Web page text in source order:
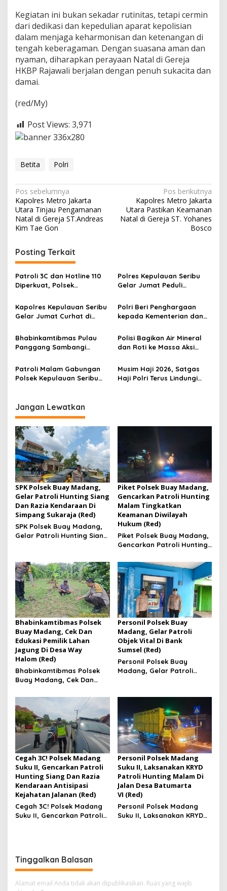
Kegiatan ini bukan sekadar rutinitas, tetapi cermin
dari dedikasi dan kepedulian aparat kepolisian
dalam menjaga keharmonisan dan ketenangan di
tengah keberagaman. Dengan suasana aman dan
nyaman, diharapkan perayaan Natal di Gereja
HKBP Rajawali berjalan dengan penuh sukacita dan
damai.
(red/My)
Post Views: 3,971
Betita Polri
N
a
v
i
g
a
s
i
p
o
s
Pos sebelumnya
Kapolres Metro Jakarta
Utara Tinjau Pengamanan
Natal di Gereja ST.Andreas
Kim Tae Gon
Pos berikutnya
Kapolres Metro Jakarta
Utara Pastikan Keamanan
Natal di Gereja ST. Yohanes
Bosco
Posting Terkait
Patroli 3C dan Hotline 110
Diperkuat, Polsek
Hadir Jaga Keamanan
Warga di Pulau Tidung
Polres Kepulauan Seribu
Gelar Jumat Peduli
Kamtibmas, Perkuat Sinergi
dengan Komunitas Ojol
Kapolres Kepulauan Seribu
Gelar Jumat Curhat di
Warga Jaga Kamtibmas
dan Waspada Cuaca Buruk
Polri Beri Penghargaan
kepada Kementerian dan
Operasi Ketupat 2026,
Perkuat Sinergi untuk
Bhabinkamtibmas Pulau
Panggang Sambangi
Layanan Polri 110 dan
Tangkal Paham Radikal
Polisi Bagikan Air Mineral
dan Roti ke Massa Aksi
Patroli Malam Gabungan
Polsek Kepulauan Seribu
Pengaduan Masyarakat
Musim Haji 2026, Satgas
Haji Polri Terus Lindungi
Jangan Lewatkan
SPK Polsek Buay Madang,
Gelar Patroli Hunting Siang
Dan Razia Kendaraan Di
Simpang Sukaraja (Red)
SPK Polsek Buay Madang,
Gelar Patroli Hunting Siang
Piket Polsek Buay Madang,
Gencarkan Patroli Hunting
Malam Tingkatkan
Keamanan Diwilayah
Hukum (Red)
Piket Polsek Buay Madang,
Gencarkan Patroli Hunting
Keamanan Diwilayah
Hukum
Bhabinkamtibmas Polsek
Buay Madang, Cek Dan
Edukasi Pemilik Lahan
Jagung Di Desa Way
Halom (Red)
Bhabinkamtibmas Polsek
Buay Madang, Cek Dan
Jagung Di Desa Way
Halom
Personil Polsek Buay
Madang, Gelar Patroli
Objek Vital Di Bank
Sumsel (Red)
Personil Polsek Buay
Madang, Gelar Patroli
Cegah 3C! Polsek Madang
Suku II, Gencarkan Patroli
Hunting Siang Dan Razia
Kendaraan Antisipasi
Kejahatan Jalanan (Red)
Cegah 3C! Polsek Madang
Suku II, Gencarkan Patroli
Personil Polsek Madang
Suku II, Laksanakan KRYD
Patroli Hunting Malam Di
Jalan Desa Batumarta
VI (Red)
Personil Polsek Madang
Suku II, Laksanakan KRYD
Tinggalkan Balasan
Alamat email Anda tidak akan dipublikasikan. Ruas yang wajib